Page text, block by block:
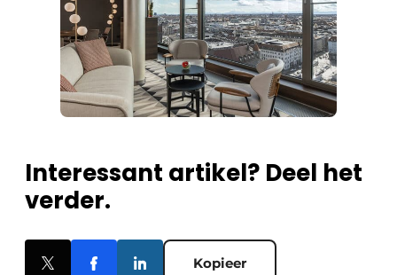
Interessant artikel? Deel het
verder.
Kopieer